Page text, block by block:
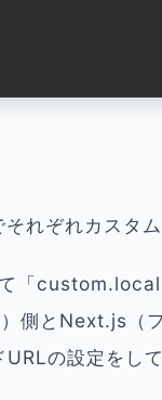
れぞれカスタ
「
側とNext.js（
の設定をし